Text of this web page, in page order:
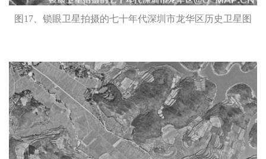
图17、锁眼卫星拍摄的七十年代深圳市龙华区历史卫星图